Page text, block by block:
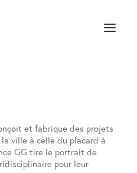
et fabrique des projets
ville à celle du placard à
GG tire le portrait de
pour leur